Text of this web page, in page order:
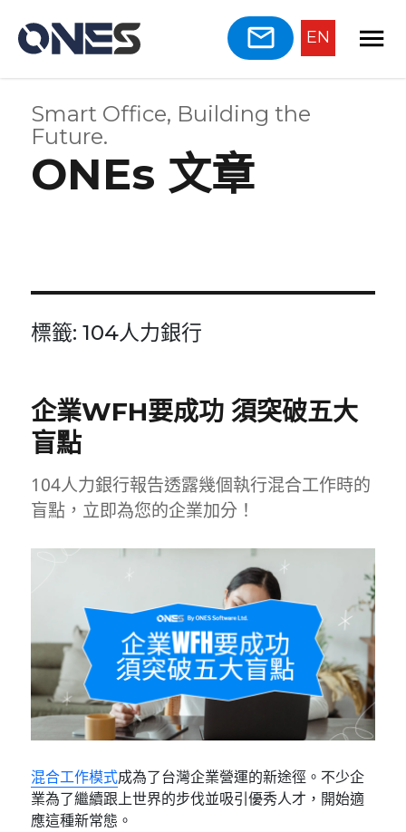
EN
Smart Office, Building the
Future.
ONEs 文章
標籤:104人力銀行
企業WFH要成功 須突破五大
盲點
104人力銀行報告透露幾個執行混合工作時的
盲點，立即為您的企業加分！
混合工作模式成為了台灣企業營運的新途徑。不少企
業為了繼續跟上世界的步伐並吸引優秀人才，開始適
應這種新常態。